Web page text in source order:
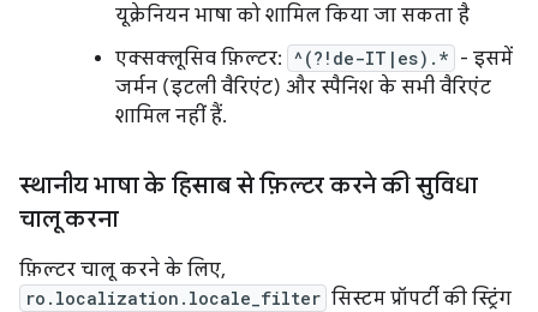
यूक्रेनियन भाषा को शामिल किया जा सकता है
एक्सक्लूसिव फ़िल्टर: ^(?!de-IT|es).* - इसमें
जर्मन (इटली वैरिएंट) और स्पैनिश के सभी वैरिएंट
शामिल नहीं हैं.
स्थानीय भाषा के हिसाब से फ़िल्टर करने की सुविधा
चालू करना
फ़िल्टर चालू करने के लिए,
ro.localization.locale_filter सिस्टम प्रॉपर्टी की स्ट्रिंग